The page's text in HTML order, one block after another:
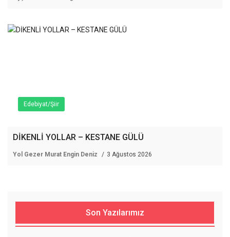
Edebiyat/Şiir
DİKENLİ YOLLAR – KESTANE GÜLÜ
Yol Gezer Murat Engin Deniz 3 Ağustos 2026
Son Yazılarımız